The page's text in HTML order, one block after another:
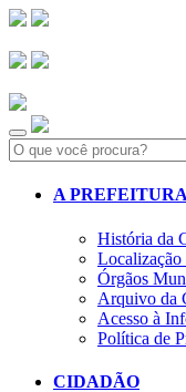
Search:
A PREFEITURA
História da
Localização
Órgãos
Arquivo da
Acesso à
Política de
CIDADÃO